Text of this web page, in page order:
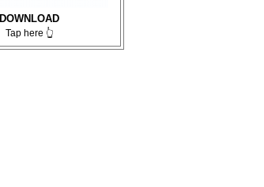
DOWNLOAD
Tap here 👆